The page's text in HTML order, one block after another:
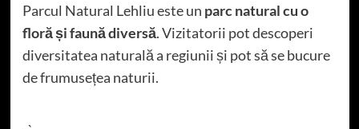
Parcul Natural Lehliu este un parc natural cu o
floră și faună diversă. Vizitatorii pot descoperi
diversitatea naturală a regiunii și pot să se bucure
de frumusețea naturii.